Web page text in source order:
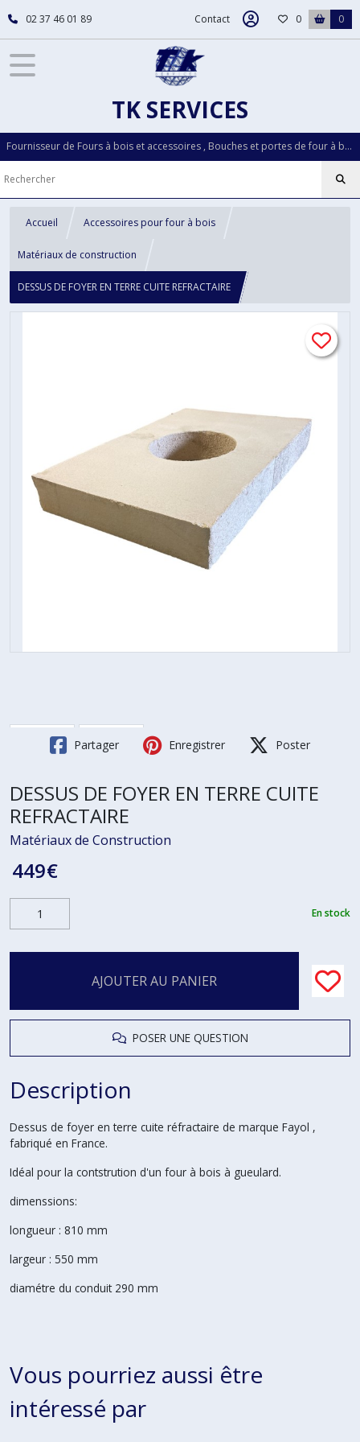
02 37 46 01 89 Contact 0 0
TK SERVICES
Fournisseur de Fours à bois et accessoires , Bouches et portes de four à bois...Pièces détachées LOISELET depuis plus de 30 ans
Accueil Accessoires pour four à bois
Matériaux de construction
DESSUS DE FOYER EN TERRE CUITE REFRACTAIRE
Partager Enregistrer Poster
DESSUS DE FOYER EN TERRE CUITE
REFRACTAIRE
Matériaux de Construction
449€
En stock
AJOUTER AU PANIER
POSER UNE QUESTION
Description
Dessus de foyer en terre cuite réfractaire de marque Fayol ,
fabriqué en France.
Idéal pour la contstrution d'un four à bois à gueulard.
dimenssions:
longueur : 810 mm
largeur : 550 mm
diamétre du conduit 290 mm
Vous pourriez aussi être
intéressé par